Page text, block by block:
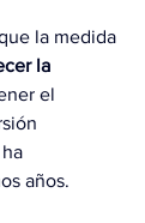
la medida
la
el
años.